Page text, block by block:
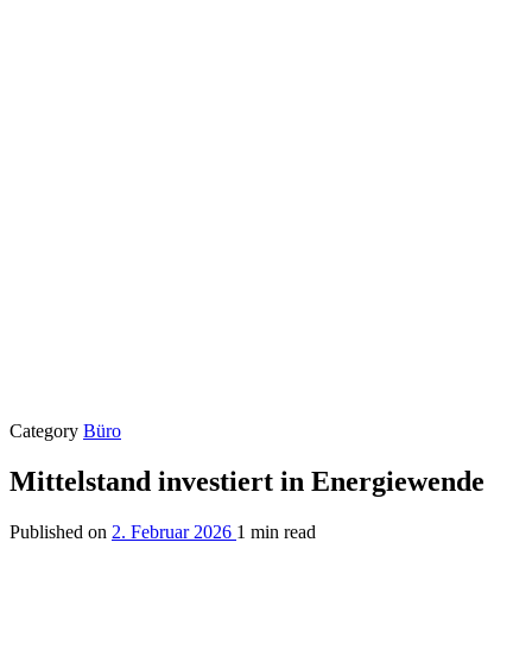
Category Büro
Mittelstand investiert in Energiewende
Published on 2. Februar 2026 1 min read